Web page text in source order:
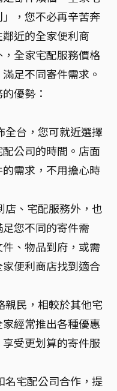
，您不必再辛苦奔
近的全家便利商
全家宅配服務價格
足不同寄件需求。
優勢：
全台，您可就近選擇
公司的時間。店面
需求，不用擔心時
店、宅配服務外，也
您不同的寄件需
、物品到府，或需
便利商店找到適合
親民，相較於其他宅
經常推出各種優惠
受更划算的寄件服
名宅配公司合作，提